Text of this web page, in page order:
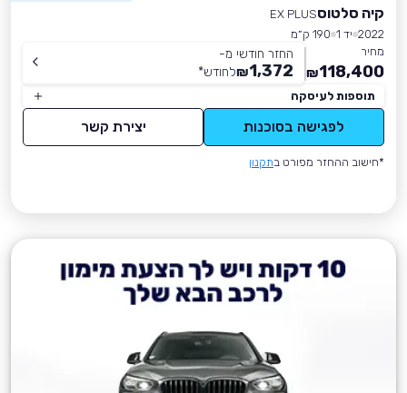
קיה סלטוסEX PLUS
2022 יד 1
190 ק״מ
מחיר
118,400
₪
החזר חודשי מ-
1,372
₪לחודש*
תוספות לעיסקה
לפגישה בסוכנות יצירת קשר
*חישוב ההחזר מפורט בתקנון